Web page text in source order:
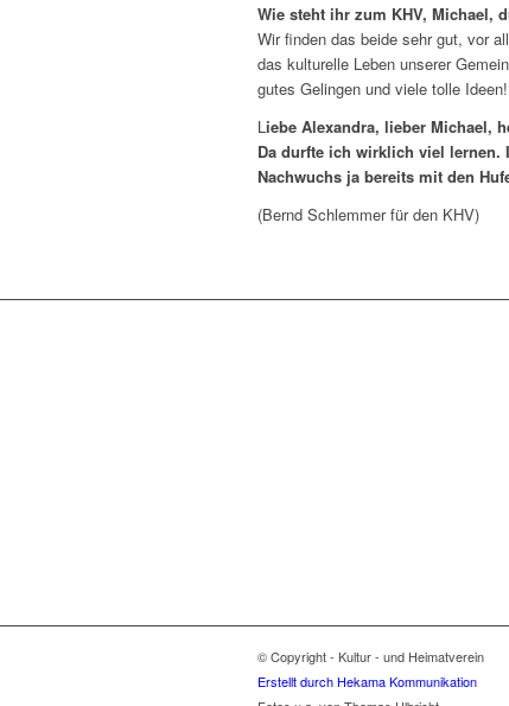
Wie steht ihr zum KHV, Michael,
Wir finden das beide sehr gut, vor
das kulturelle Leben unserer
gutes Gelingen und viele tolle Ideen!
Liebe Alexandra, lieber Michael,
Da durfte ich wirklich viel lernen.
Nachwuchs ja bereits mit den
(Bernd Schlemmer für den KHV)
© Copyright - Kultur - und Heimatverein
Erstellt durch Hekama Kommunikation